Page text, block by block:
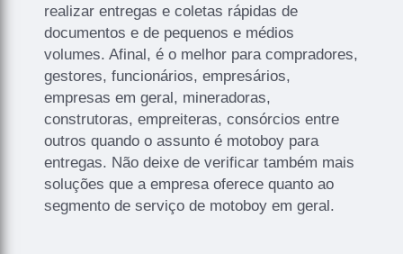
realizar entregas e coletas rápidas de
documentos e de pequenos e médios
volumes. Afinal, é o melhor para compradores,
gestores, funcionários, empresários,
empresas em geral, mineradoras,
construtoras, empreiteras, consórcios entre
outros quando o assunto é motoboy para
entregas. Não deixe de verificar também mais
soluções que a empresa oferece quanto ao
segmento de serviço de motoboy em geral.